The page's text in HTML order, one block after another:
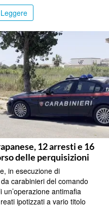
12 arresti e 16
delle perquisizioni
in esecuzione di
carabinieri del comando
un’operazione antimafia
ipotizzati a vario titolo